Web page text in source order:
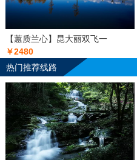
【蕙质兰心】昆大丽双飞一
￥2480
热门推荐线路